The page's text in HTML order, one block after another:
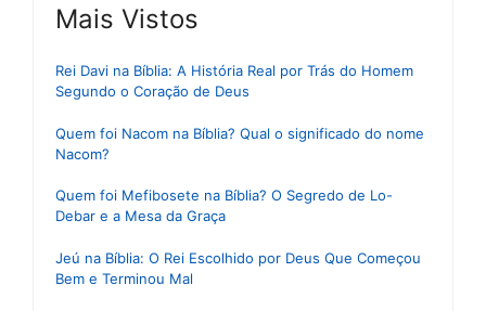
Mais Vistos
Rei Davi na Bíblia: A História Real por Trás do Homem
Segundo o Coração de Deus
Quem foi Nacom na Bíblia? Qual o significado do nome
Nacom?
Quem foi Mefibosete na Bíblia? O Segredo de Lo-
Debar e a Mesa da Graça
Jeú na Bíblia: O Rei Escolhido por Deus Que Começou
Bem e Terminou Mal